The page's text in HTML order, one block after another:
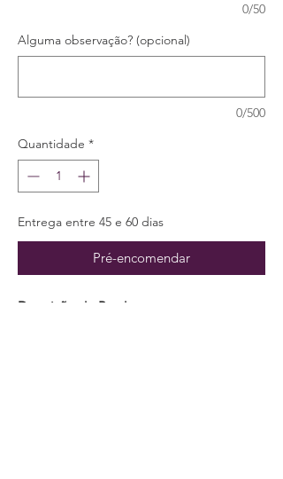
0/50
Alguma observação? (opcional)
0/500
Quantidade *
Entrega entre 45 e 60 dias
Pré-encomendar
Descrição do Produto